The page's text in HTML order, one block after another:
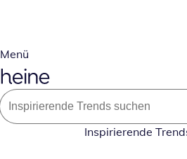
Menü
Inspirierende